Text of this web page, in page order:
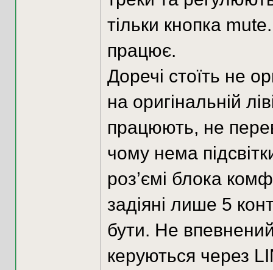
тільки кнопка
працює.
Доречі стоїть не
на оригінальній
працюють, не
чому нема
роз’ємі блока
задіяні лише 5
бути. Не
керуються через